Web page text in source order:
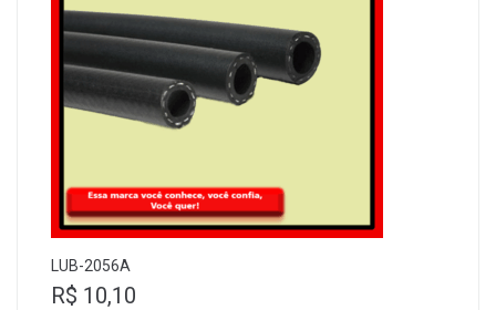
LUB-2056A
R$ 10,10